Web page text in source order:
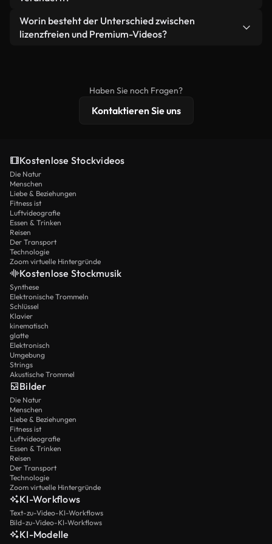
weiterverbreiten.
Videomaterial.
Ja. Sie dürfen unsere Videos gerne kürzen,
bearbeiten oder neu zusammenstellen. Achten Sie
Worin besteht der Unterschied zwischen
lizenzfreien und Premium-Videos?
erweiterten Lizenzschutz bieten.
Haben Sie noch Fragen?
Kontaktieren Sie uns
Kostenlose Stockvideos
Die Natur
Menschen
Liebe & Beziehungen
Fitness ist
Luftvideografie
Essen & Trinken
Reisen
Der Transport
Technologie
Zoom virtuelle Hintergründe
Kostenlose Stockmusik
Synthese
Elektronische Trommeln
Schlüssel
Klavier
kinematisch
glatte
Elektronisch
Umgebung
Strings
Akustische Trommel
Bilder
Die Natur
Menschen
Liebe & Beziehungen
Fitness ist
Luftvideografie
Essen & Trinken
Reisen
Der Transport
Technologie
Zoom virtuelle Hintergründe
KI-Workflows
Text-zu-Video-KI-Workflows
Bild-zu-Video-KI-Workflows
KI-Modelle